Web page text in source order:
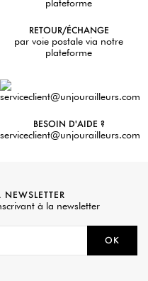
RETOUR/ÉCHANGE
par voie postale via notre
plateforme
BESOIN D'AIDE ?
serviceclient@unjourailleurs.com
à la newsletter
OK